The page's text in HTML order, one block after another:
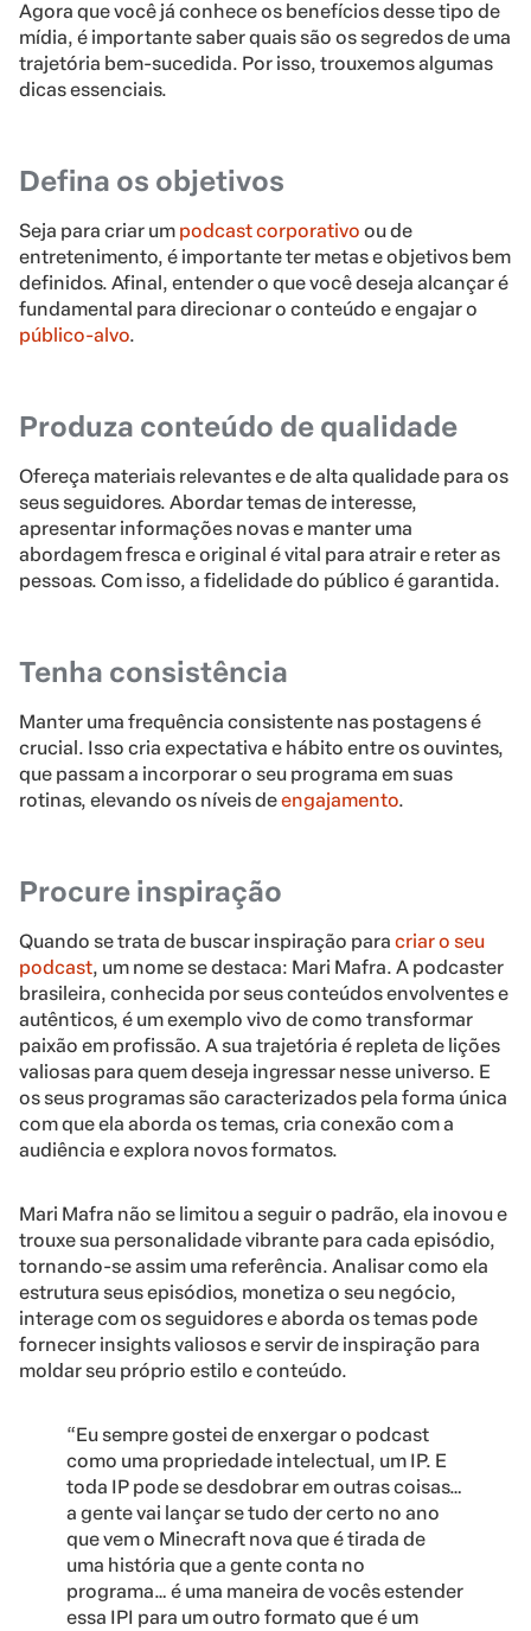
Agora que você já conhece os benefícios desse tipo de
mídia, é importante saber quais são os segredos de uma
trajetória bem-sucedida. Por isso, trouxemos algumas
dicas essenciais.
Defina os objetivos
Seja para criar um podcast corporativo ou de
entretenimento, é importante ter metas e objetivos bem
definidos. Afinal, entender o que você deseja alcançar é
fundamental para direcionar o conteúdo e engajar o
público-alvo.
Produza conteúdo de qualidade
Ofereça materiais relevantes e de alta qualidade para os
seus seguidores. Abordar temas de interesse,
apresentar informações novas e manter uma
abordagem fresca e original é vital para atrair e reter as
pessoas. Com isso, a fidelidade do público é garantida.
Tenha consistência
Manter uma frequência consistente nas postagens é
crucial. Isso cria expectativa e hábito entre os ouvintes,
que passam a incorporar o seu programa em suas
rotinas, elevando os níveis deengajamento.
Procure inspiração
Quando se trata de buscar inspiração para criar o seu
podcast, um nome se destaca: Mari Mafra. A podcaster
brasileira, conhecida por seus conteúdos envolventes e
autênticos, é um exemplo vivo de como transformar
paixão em profissão. A sua trajetória é repleta de lições
valiosas para quem deseja ingressar nesse universo. E
os seus programas são caracterizados pela forma única
com que ela aborda os temas, cria conexão com a
audiência e explora novos formatos.
Mari Mafra não se limitou a seguir o padrão, ela inovou e
trouxe sua personalidade vibrante para cada episódio,
tornando-se assim uma referência. Analisar como ela
estrutura seus episódios, monetiza o seu negócio,
interage com os seguidores e aborda os temas pode
fornecer insights valiosos e servir de inspiração para
moldar seu próprio estilo e conteúdo.
“Eu sempre gostei de enxergar o podcast
como uma propriedade intelectual, um IP. E
toda IP pode se desdobrar em outras coisas…
a gente vai lançar se tudo der certo no ano
que vem o Minecraft nova que é tirada de
uma história que a gente conta no
programa… é uma maneira de vocês estender
essa IPI para um outro formato que é um